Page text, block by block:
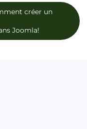
créer un
Joomla!